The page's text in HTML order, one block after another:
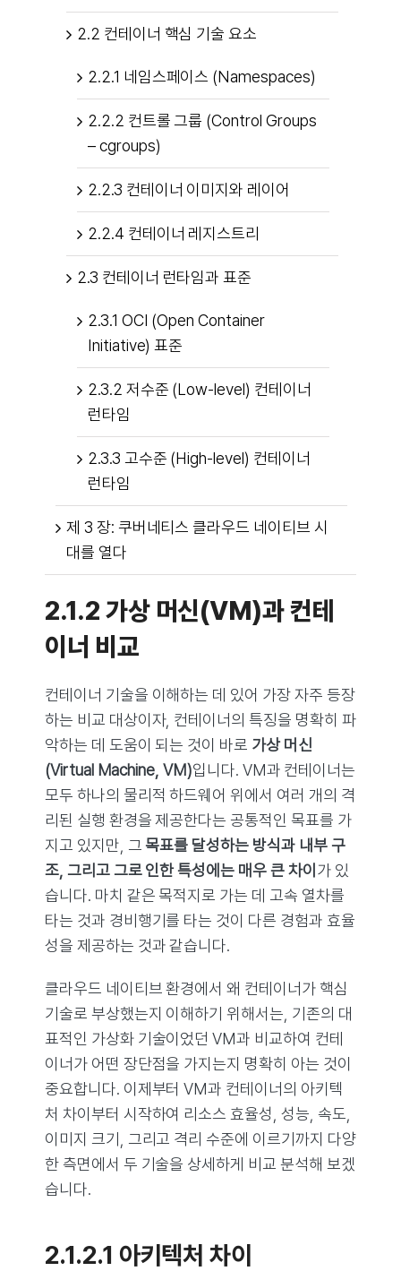
2.2 컨테이너 핵심 기술 요소
2.2.1 네임스페이스 (Namespaces)
2.2.2 컨트롤 그룹 (Control Groups
– cgroups)
2.2.3 컨테이너 이미지와 레이어
2.2.4 컨테이너 레지스트리
2.3 컨테이너 런타임과 표준
2.3.1 OCI (Open Container
Initiative) 표준
2.3.2 저수준 (Low-level) 컨테이너
런타임
2.3.3 고수준 (High-level) 컨테이너
런타임
제 3 장: 쿠버네티스 클라우드 네이티브 시
대를 열다
2.1.2 가상 머신(VM)과 컨테
이너 비교
컨테이너 기술을 이해하는 데 있어 가장 자주 등장
하는 비교 대상이자, 컨테이너의 특징을 명확히 파
악하는 데 도움이 되는 것이 바로 가상 머신
(Virtual Machine, VM)입니다. VM과 컨테이너는
모두 하나의 물리적 하드웨어 위에서 여러 개의 격
리된 실행 환경을 제공한다는 공통적인 목표를 가
지고 있지만, 그목표를 달성하는 방식과 내부 구
조, 그리고 그로 인한 특성에는 매우 큰 차이 가 있
습니다. 마치 같은 목적지로 가는 데 고속 열차를
타는 것과 경비행기를 타는 것이 다른 경험과 효율
성을 제공하는 것과 같습니다.
클라우드 네이티브 환경에서 왜 컨테이너가 핵심
기술로 부상했는지 이해하기 위해서는, 기존의 대
표적인 가상화 기술이었던 VM과 비교하여 컨테
이너가 어떤 장단점을 가지는지 명확히 아는 것이
중요합니다. 이제부터 VM과 컨테이너의 아키텍
처 차이부터 시작하여 리소스 효율성, 성능, 속도,
이미지 크기, 그리고 격리 수준에 이르기까지 다양
한 측면에서 두 기술을 상세하게 비교 분석해 보겠
습니다.
2.1.2.1 아키텍처 차이